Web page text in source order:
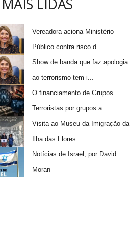
LIDAS
Vereadora aciona Ministério
Público contra risco d...
Show de banda que faz apologia
ao terrorismo tem i...
O financiamento de Grupos
Terroristas por grupos a...
Visita ao Museu da Imigração da
Ilha das Flores
Notícias de Israel, por David
Moran